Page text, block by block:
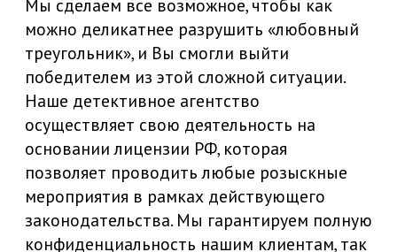
осуществляет свою деятельность на
основании лицензии РФ, которая
позволяет проводить любые розыскные
мероприятия в рамках действующего
законодательства. Мы гарантируем полную
конфиденциальность нашим клиентам, так
как понимаем всю важность и
деликатность предоставляемой услуги.